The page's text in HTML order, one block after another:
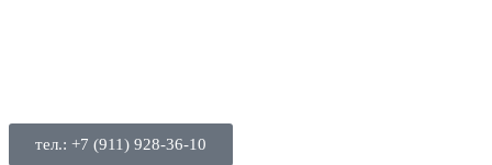
тел.: +7 (911) 928-36-10